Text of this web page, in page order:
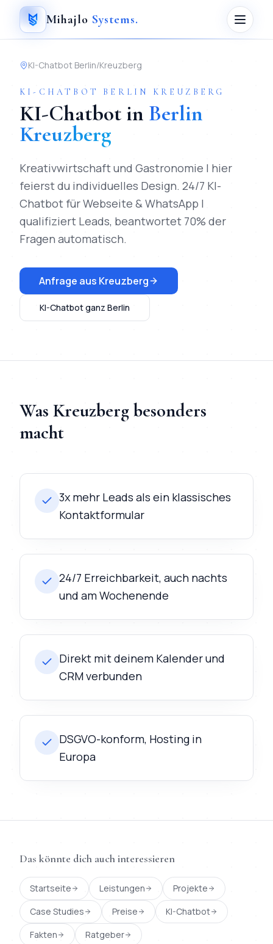
Mihajlo Systems.
KI-Chatbot Berlin/Kreuzberg
KI-CHATBOT BERLIN KREUZBERG
KI-Chatbot in Berlin
Kreuzberg
Kreativwirtschaft und Gastronomie | hier
feierst du individuelles Design. 24/7 KI-
Chatbot für Webseite & WhatsApp |
qualifiziert Leads, beantwortet 70% der
Fragen automatisch.
Anfrage aus Kreuzberg
KI-Chatbotganz Berlin
Was Kreuzbergbesonders
macht
3x mehr Leads als ein klassisches
Kontaktformular
24/7 Erreichbarkeit, auch nachts
und am Wochenende
Direkt mit deinem Kalender und
CRM verbunden
DSGVO-konform, Hosting in
Europa
Das könnte dich auch interessieren
Startseite Leistungen
Projekte
Case Studies
Preise
KI-Chatbot
Fakten
Ratgeber